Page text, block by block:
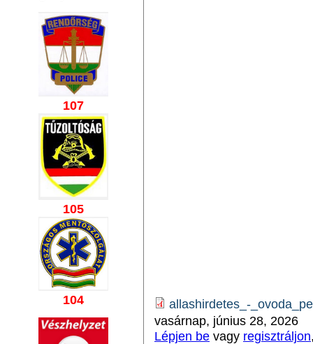
107
105
104
allashirdetes_-
vasárnap, június 28, 2026
Lépjen be vagy regisztráljon